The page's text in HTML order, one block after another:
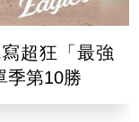
超狂「最強
季第10勝